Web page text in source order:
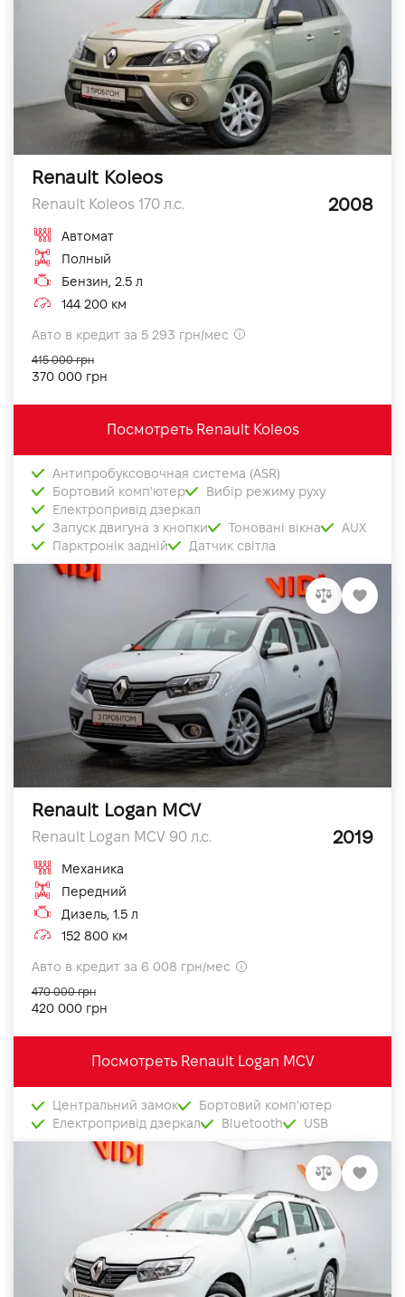
Renault Koleos
Renault Koleos 170 л.с. 2008
Автомат
Полный
Бензин, 2.5 л
144 200 км
Авто в кредит за 5 293 грн/мес
370 000 грн
415 000 грн
Посмотреть Renault Koleos
Антипробуксовочная система (ASR)
Бортовий комп'ютер
Вибір режиму руху
Електропривід дзеркал
Запуск двигуна з кнопки
Тоновані вікна
AUX
Парктронік задній
Датчик світла
Renault Logan MCV
Renault Logan MCV 90 л.с. 2019
Механика
Передний
Дизель, 1.5 л
152 800 км
Авто в кредит за 6 008 грн/мес
420 000 грн
470 000 грн
Посмотреть Renault Logan MCV
Центральний замок
Бортовий комп'ютер
Електропривід дзеркал
Bluetooth USB